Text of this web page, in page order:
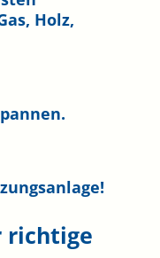
Holz,
richtige